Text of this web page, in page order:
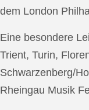
dem London
Eine besondere
Trient, Turin,
Schwarzenberg/
Rheingau Musik